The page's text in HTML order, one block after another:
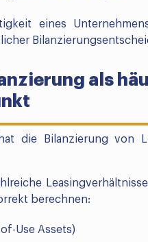
eines
als
hat die Bilanzierung von
berechnen:
Use Assets)